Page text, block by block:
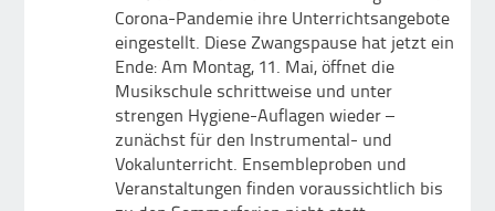
Corona-Pandemie ihre Unterrichtsangebote
eingestellt. Diese Zwangspause hat jetzt ein
Ende: Am Montag, 11. Mai, öffnet die
Musikschule schrittweise und unter
strengen Hygiene-Auflagen wieder –
zunächst für den Instrumental- und
Vokalunterricht. Ensembleproben und
Veranstaltungen finden voraussichtlich bis